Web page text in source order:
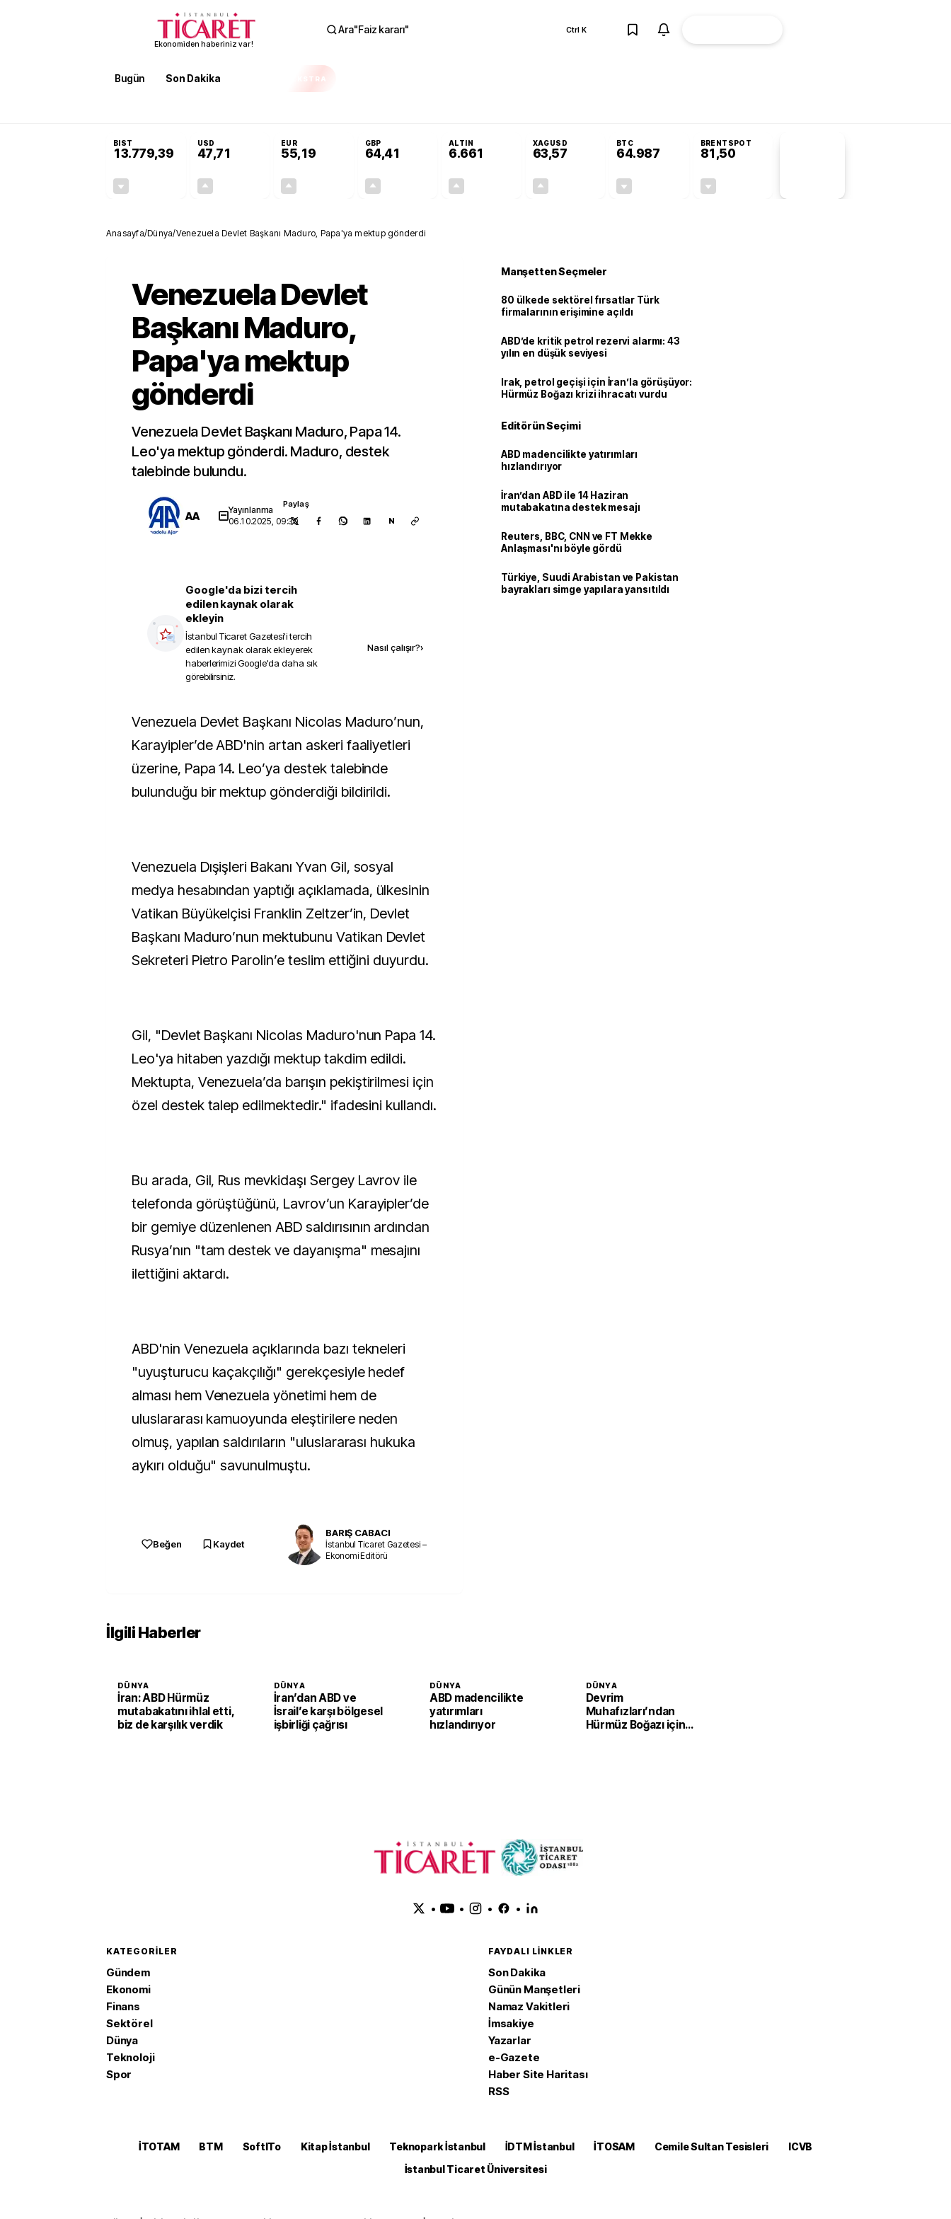
Ekonomiden haberiniz var!
Ara"Faiz kararı" Ctrl K
Bugün Son Dakika EKSTRA
BIST
13.779,39
USD
47,71
EUR
55,19
GBP
64,41
ALTIN
6.661
XAGUSD
63,57
BTC
64.987
BRENTSPOT
81,50
Anasayfa/Dünya/Venezuela Devlet Başkanı Maduro, Papa'ya mektup gönderdi
Venezuela Devlet
Başkanı Maduro,
Papa'ya mektup
gönderdi
Venezuela Devlet Başkanı Maduro, Papa 14.
Leo'ya mektup gönderdi. Maduro, destek
talebinde bulundu.
AA
Yayınlanma
06.10.2025, 09:30
Paylaş
N
Google'da bizi tercih
edilen kaynak olarak
ekleyin
İstanbul Ticaret Gazetesi'i tercih
edilen kaynak olarak ekleyerek
haberlerimizi Google'da daha sık
görebilirsiniz.
Nasıl çalışır?›
Venezuela Devlet Başkanı Nicolas Maduro’nun,
Karayipler’de ABD'nin artan askeri faaliyetleri
üzerine, Papa 14. Leo’ya destek talebinde
bulunduğu bir mektup gönderdiği bildirildi.
Venezuela Dışişleri Bakanı Yvan Gil, sosyal
medya hesabından yaptığı açıklamada, ülkesinin
Vatikan Büyükelçisi Franklin Zeltzer’in, Devlet
Başkanı Maduro’nun mektubunu Vatikan Devlet
Sekreteri Pietro Parolin’e teslim ettiğini duyurdu.
Gil, "Devlet Başkanı Nicolas Maduro'nun Papa 14.
Leo'ya hitaben yazdığı mektup takdim edildi.
Mektupta, Venezuela’da barışın pekiştirilmesi için
özel destek talep edilmektedir." ifadesini kullandı.
Bu arada, Gil, Rus mevkidaşı Sergey Lavrov ile
telefonda görüştüğünü, Lavrov’un Karayipler’de
bir gemiye düzenlenen ABD saldırısının ardından
Rusya’nın "tam destek ve dayanışma" mesajını
ilettiğini aktardı.
ABD'nin Venezuela açıklarında bazı tekneleri
"uyuşturucu kaçakçılığı" gerekçesiyle hedef
alması hem Venezuela yönetimi hem de
uluslararası kamuoyunda eleştirilere neden
olmuş, yapılan saldırıların "uluslararası hukuka
aykırı olduğu" savunulmuştu.
Beğen Kaydet
BARIŞ CABACI
İstanbul Ticaret Gazetesi –
Ekonomi Editörü
Manşetten Seçmeler
80 ülkede sektörel fırsatlar Türk
firmalarının erişimine açıldı
ABD’de kritik petrol rezervi alarmı: 43
yılın en düşük seviyesi
Irak, petrol geçişi için İran’la görüşüyor:
Hürmüz Boğazı krizi ihracatı vurdu
Editörün Seçimi
ABD madencilikte yatırımları
hızlandırıyor
İran’dan ABD ile 14 Haziran
mutabakatına destek mesajı
Reuters, BBC, CNN ve FT Mekke
Anlaşması'nı böyle gördü
Türkiye, Suudi Arabistan ve Pakistan
bayrakları simge yapılara yansıtıldı
İlgili Haberler
DÜNYA
İran: ABD Hürmüz
mutabakatını ihlal etti,
biz de karşılık verdik
DÜNYA
İran’dan ABD ve
İsrail’e karşı bölgesel
işbirliği çağrısı
DÜNYA
ABD madencilikte
yatırımları
hızlandırıyor
DÜNYA
Devrim
Muhafızları’ndan
Hürmüz Boğazı için
• • • •
KATEGORILER
Gündem
Ekonomi
Finans
Sektörel
Dünya
Teknoloji
Spor
FAYDALI LINKLER
Son Dakika
Günün Manşetleri
Namaz Vakitleri
İmsakiye
Yazarlar
e-Gazete
Haber Site Haritası
RSS
İTOTAM BTM SoftITo Kitap İstanbul Teknopark İstanbul İDTM İstanbul İTOSAM Cemile Sultan Tesisleri
ICVB
İstanbul Ticaret Üniversitesi